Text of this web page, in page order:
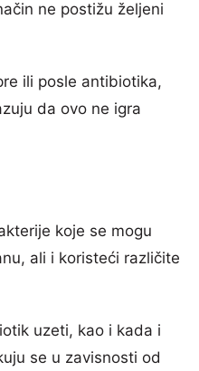
ne postižu željeni
ili posle antibiotika,
da ovo ne igra
koje se mogu
ali i koristeći različite
uzeti, kao i kada i
se u zavisnosti od